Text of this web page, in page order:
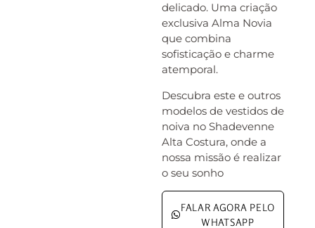
delicado. Uma criação
exclusiva Alma Novia
que combina
sofisticação e charme
atemporal.
Descubra este e outros
modelos de vestidos de
noiva no Shadevenne
Alta Costura, onde a
nossa missão é realizar
o seu sonho
FALAR AGORA PELO
WHATSAPP